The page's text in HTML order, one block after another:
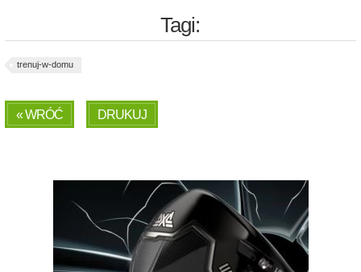
Tagi:
trenuj-w-domu
« WRÓĆ DRUKUJ